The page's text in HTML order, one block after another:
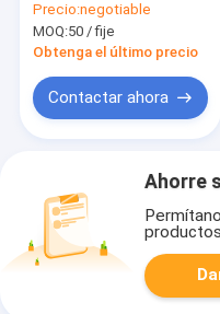
poliuretano
antiestático
impermeable
Precio:negotiable
MOQ:50 / fije
Obtenga el último precio
Contactar ahora
Ahorre